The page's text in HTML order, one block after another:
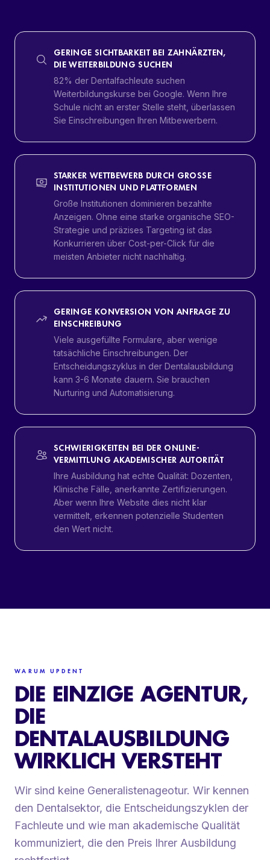
GERINGE SICHTBARKEIT BEI ZAHNÄRZTEN,
DIE WEITERBILDUNG SUCHEN
82% der Dentalfachleute suchen
Weiterbildungskurse bei Google. Wenn Ihre
Schule nicht an erster Stelle steht, überlassen
Sie Einschreibungen Ihren Mitbewerbern.
STARKER WETTBEWERB DURCH GROSSE I
NSTITUTIONEN UND PLATTFORMEN
Große Institutionen dominieren bezahlte
Anzeigen. Ohne eine starke organische SEO-
Strategie und präzises Targeting ist das
Konkurrieren über Cost-per-Click für die
meisten Anbieter nicht nachhaltig.
GERINGE KONVERSION VON ANFRAGE ZU
EINSCHREIBUNG
Viele ausgefüllte Formulare, aber wenige
tatsächliche Einschreibungen. Der
Entscheidungszyklus in der Dentalausbildung
kann 3-6 Monate dauern. Sie brauchen
Nurturing und Automatisierung.
SCHWIERIGKEITEN BEI DER ONLINE-
VERMITTLUNG AKADEMISCHER AUTORITÄT
Ihre Ausbildung hat echte Qualität: Dozenten,
Klinische Fälle, anerkannte Zertifizierungen.
Aber wenn Ihre Website dies nicht klar
vermittelt, erkennen potenzielle Studenten
den Wert nicht.
WARUM UPDENT
DIE EINZIGE AGENTUR,
DIE
DENTALAUSBILDUNG
WIRKLICH VERSTEHT
Wir sind keine Generalistenageotur. Wir kennen
den Dentalsektor, die Entscheidungszyklen der
Fachleute und wie man akademische Qualität
kommuniziert, die den Preis Ihrer Ausbildung